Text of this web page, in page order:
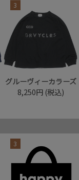
3
グルーヴィーカラーズ
8,250円 (税込)
3